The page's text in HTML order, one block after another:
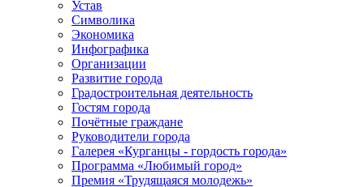
Устав
Символика
Экономика
Инфографика
Организации
Развитие города
Градостроительная деятельность
Гостям города
Почётные граждане
Руководители города
Галерея «Курганцы - гордость города»
Программа «Любимый город»
Премия «Трудящаяся молодежь»